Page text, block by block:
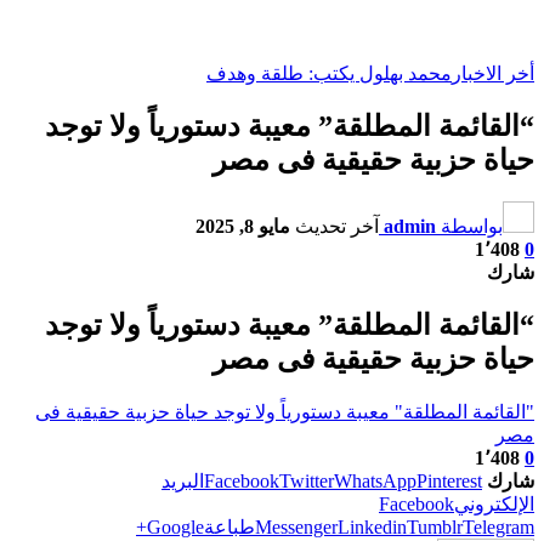
أخر الاخبار محمد بهلول يكتب: طلقة وهدف
“القائمة المطلقة” معيبة دستورياً ولا توجد
حياة حزبية حقيقية فى مصر
بواسطة admin آخر تحديث مايو 8, 2025
0 1٬408
شارك
“القائمة المطلقة” معيبة دستورياً ولا توجد
حياة حزبية حقيقية فى مصر
"القائمة المطلقة" معيبة دستورياً ولا توجد حياة حزبية حقيقية فى
مصر
0 1٬408
شارك
FacebookTwitterWhatsAppPinterest
البريد
الإلكترونيFacebook
MessengerLinkedinTumblrTelegram طباعةGoogle+